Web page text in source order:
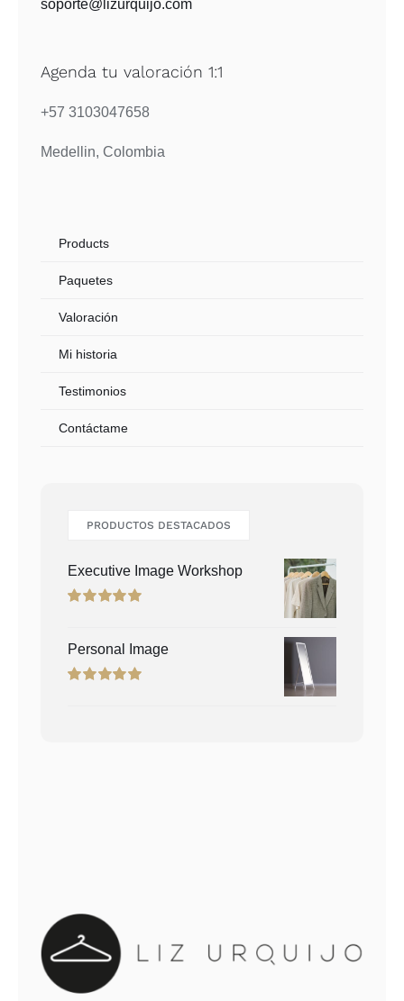
soporte@lizurquijo.com
Agenda tu valoración 1:1
+57 3103047658
Medellin, Colombia
Products
Paquetes
Valoración
Mi historia
Testimonios
Contáctame
PRODUCTOS DESTACADOS
Executive Image Workshop
Personal Image